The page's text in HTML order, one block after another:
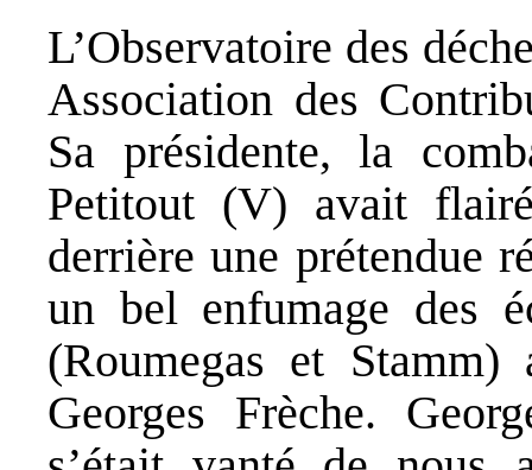
L’Observatoire des
Association des
Sa présidente, la
Petitout (V) avait
derrière une prétendue
un bel enfumage des
(Roumegas et
Georges Frèche.